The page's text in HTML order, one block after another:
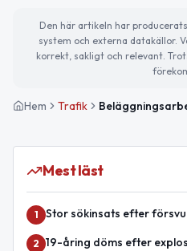
Den här artikeln har
system och externa datakällor.
korrekt, sakligt och relevant.
Hem Trafik
Mest läst
1 Stor sökinsats efter
2 19-åring döms efter